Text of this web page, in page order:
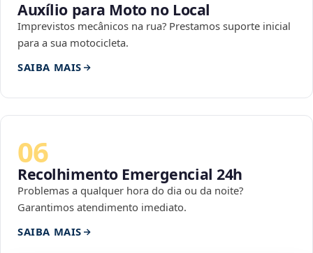
Auxílio para Moto no Local
Imprevistos mecânicos na rua? Prestamos suporte inicial
para a sua motocicleta.
SAIBA MAIS
06
Recolhimento Emergencial 24h
Problemas a qualquer hora do dia ou da noite?
Garantimos atendimento imediato.
SAIBA MAIS